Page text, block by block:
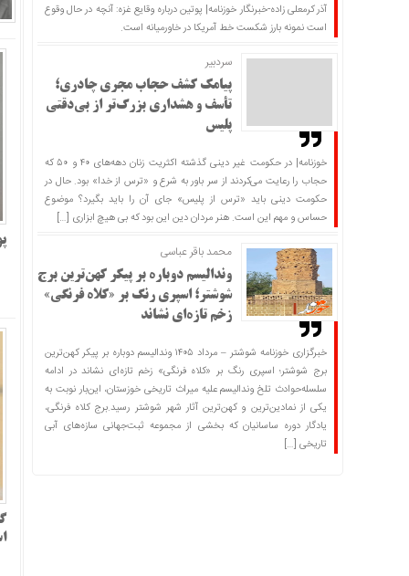
آذر کرمعلی زاده-خبرنگار خوزنامه| پوتین درباره وقایع غزه: آنچه در حال وقوع
است نمونه بارز شکست خط آمریکا در خاورمیانه است.
سردبير
پیامک کشف حجاب مجری چادری؛
تأسف و هشداری بزرگ‌تر از بی‌دقتی
پلیس
خوزنامه| در حکومت غیر دینی گذشته اکثریت زنان دهه‌های ۴۰ و ۵۰ که
حجاب را رعایت می‌کردند از سر باور به شرع و «ترس از خدا» بود. حال در
حکومت دینی باید «ترس از پلیس» جای آن را باید بگیرد؟ موضوع
حساس و مهم این است. هنر مردان دین این بود که بی هیچ ابزاری […]
محمد باقر عباسی
وندالیسم دوباره بر پیکر کهن‌ترین برج
شوشتر؛ اسپری رنگ بر «کلاه فرنگی»
زخم تازه‌ای نشاند
خبرگزاری خوزنامه شوشتر – مرداد ۱۴۰۵ وندالیسم دوباره بر پیکر کهن‌ترین
برج شوشتر؛ اسپری رنگ بر «کلاه فرنگی» زخم تازه‌ای نشاند در ادامه
سلسله‌حوادث تلخ وندالیسم علیه میراث تاریخی خوزستان، این‌بار نوبت به
یکی از نمادین‌ترین و کهن‌ترین آثار شهر شوشتر رسید.برج کلاه فرنگی،
یادگار دوره ساسانیان که بخشی از مجموعه ثبت‌جهانی سازه‌های آبی
تاریخی […]